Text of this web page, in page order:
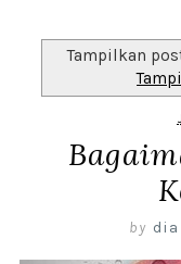
Tampilkan
by